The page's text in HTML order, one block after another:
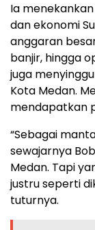
Ia
dan ekonomi
anggaran
banjir, hingga
juga
Kota Medan.
mendapatkan
“Sebagai
sewajarnya
Medan. Tapi
justru seperti
tuturnya.